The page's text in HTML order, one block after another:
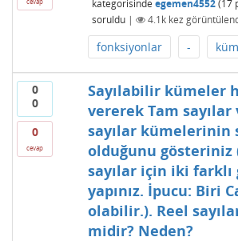
kategorisinde egemen4552 (17
soruldu | 4.1kkez
fonksiyonlar -
0
0
0
cevap
Sayılabilir kümeler
vererek Tam sayılar
sayılar kümelerinin
olduğunu gösteriniz
sayılar için iki
yapınız. İpucu: Biri
olabilir.). Reel
midir? Neden?